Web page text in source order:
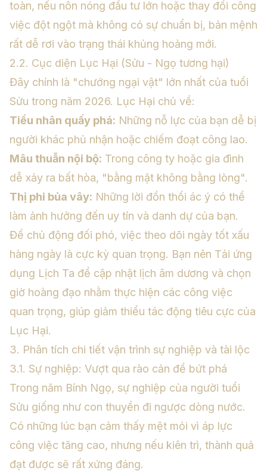
toàn, nếu nôn nóng đầu tư lớn hoặc thay đổi công
việc đột ngột mà không có sự chuẩn bị, bản mệnh
rất dễ rơi vào trạng thái khủng hoảng mới.
2.2. Cục diện Lục Hại (Sửu - Ngọ tương hại)
Đây chính là "chướng ngại vật" lớn nhất của tuổi
Sửu trong năm 2026. Lục Hại chủ về:
Tiểu nhân quấy phá: Những nỗ lực của bạn dễ bị
người khác phủ nhận hoặc chiếm đoạt công lao.
Mâu thuẫn nội bộ: Trong công ty hoặc gia đình
dễ xảy ra bất hòa, "bằng mặt không bằng lòng".
Thị phi bủa vây: Những lời đồn thổi ác ý có thể
làm ảnh hưởng đến uy tín và danh dự của bạn.
Để chủ động đối phó, việc theo dõi ngày tốt xấu
hàng ngày là cực kỳ quan trọng. Bạn nên Tải ứng
dụng Lịch Ta để cập nhật lịch âm dương và chọn
giờ hoàng đạo nhằm thực hiện các công việc
quan trọng, giúp giảm thiểu tác động tiêu cực của
Lục Hại.
3. Phân tích chi tiết vận trình sự nghiệp và tài lộc
3.1. Sự nghiệp: Vượt qua rào cản để bứt phá
Trong năm Bính Ngọ, sự nghiệp của người tuổi
Sửu giống như con thuyền đi ngược dòng nước.
Có những lúc bạn cảm thấy mệt mỏi vì áp lực
công việc tăng cao, nhưng nếu kiên trì, thành quả
đạt được sẽ rất xứng đáng.